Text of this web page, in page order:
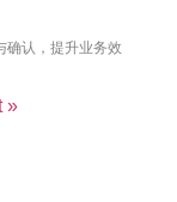
确认，提升业务效
»